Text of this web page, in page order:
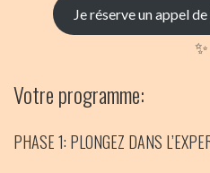
Je réserve un appel
✨
Votre programme:
PHASE 1: PLONGEZ DANS